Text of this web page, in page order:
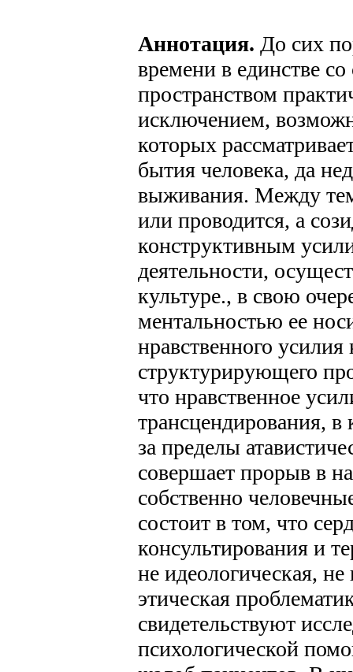
Аннотация. До сих
времени в единстве
пространством
исключением,
которых
бытия человека, да
выживания. Между
или проводится, а
конструктивным
деятельности,
культуре., в свою
ментальностью ее
нравственного
структурирующего
что нравственное
трансцендирования,
за пределы
совершает прорыв в
собственно
состоит в том, что
консультирования и
не идеологическая, не
этическая
свидетельствуют
психологической